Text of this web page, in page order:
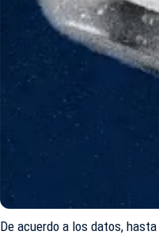
De acuerdo a los datos,